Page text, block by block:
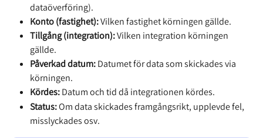
dataöverföring).
Konto (fastighet): Vilken fastighet körningen gällde.
Tillgång (integration): Vilken integration körningen
gällde.
Påverkad datum: Datumet för data som skickades via
körningen.
Kördes: Datum och tid då integrationen kördes.
Status: Om data skickades framgångsrikt, upplevde fel,
misslyckades osv.